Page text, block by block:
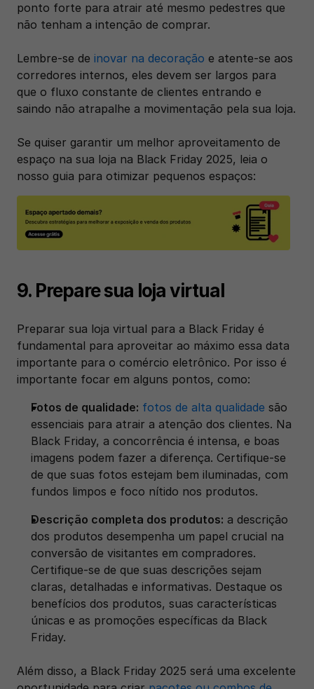
ponto forte para atrair até mesmo pedestres que
não tenham a intenção de comprar.
Lembre-se de inovar na decoração e atente-se aos
corredores internos, eles devem ser largos para
que o fluxo constante de clientes entrando e
saindo não atrapalhe a movimentação pela sua loja.
Se quiser garantir um melhor aproveitamento de
espaço na sua loja na Black Friday 2025, leia o
nosso guia para otimizar pequenos espaços:
9. Prepare sua loja virtual
Preparar sua loja virtual para a Black Friday é
fundamental para aproveitar ao máximo essa data
importante para o comércio eletrônico. Por isso é
importante focar em alguns pontos, como:
Fotos de qualidade: fotos de alta qualidade são
essenciais para atrair a atenção dos clientes. Na
Black Friday, a concorrência é intensa, e boas
imagens podem fazer a diferença. Certifique-se
de que suas fotos estejam bem iluminadas, com
fundos limpos e foco nítido nos produtos.
Descrição completa dos produtos: a descrição
dos produtos desempenha um papel crucial na
conversão de visitantes em compradores.
Certifique-se de que suas descrições sejam
claras, detalhadas e informativas. Destaque os
benefícios dos produtos, suas características
únicas e as promoções específicas da Black
Friday.
Além disso, a Black Friday 2025 será uma excelente